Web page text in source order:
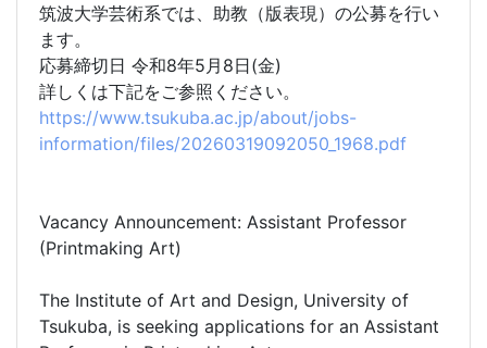
筑波大学芸術系では、助教（版表現）の公募を行い
ます。
応募締切日 令和8年5月8日(金)
詳しくは下記をご参照ください。
https://www.tsukuba.ac.jp/about/jobs-
information/files/20260319092050_1968.pdf
Vacancy Announcement: Assistant Professor
(Printmaking Art)
The Institute of Art and Design, University of
Tsukuba, is seeking applications for an Assistant